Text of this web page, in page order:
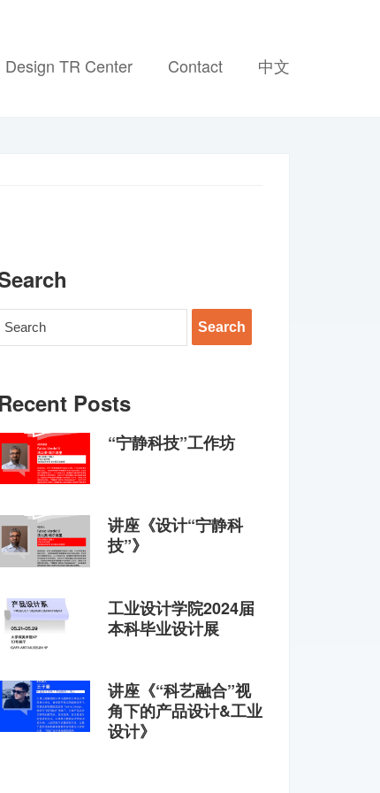
Design TR Center Contact 中文
Recent Posts
“宁静科技”工作坊
讲座《设计“宁静科
技”》
工业设计学院2024届
本科毕业设计展
讲座《“科艺融合”视
角下的产品设计&工业
设计》